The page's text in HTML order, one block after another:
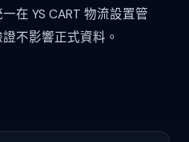
在 YS CART 物流設置管
不影響正式資料。